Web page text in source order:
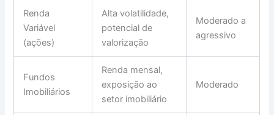
Renda
Variável
(ações)
Alta volatilidade,
potencial de
valorização
Moderado a
agressivo
Fundos
Imobiliários
Renda mensal,
exposição ao
setor imobiliário
Moderado